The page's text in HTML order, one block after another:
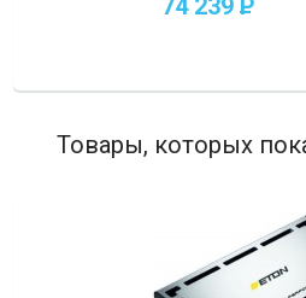
74 239P
Товары, которых